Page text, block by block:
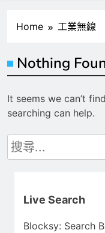
Home 工業無線
Nothing
It seems we can’t
searching can help.
搜
尋
Live Search
Blocksy: Search